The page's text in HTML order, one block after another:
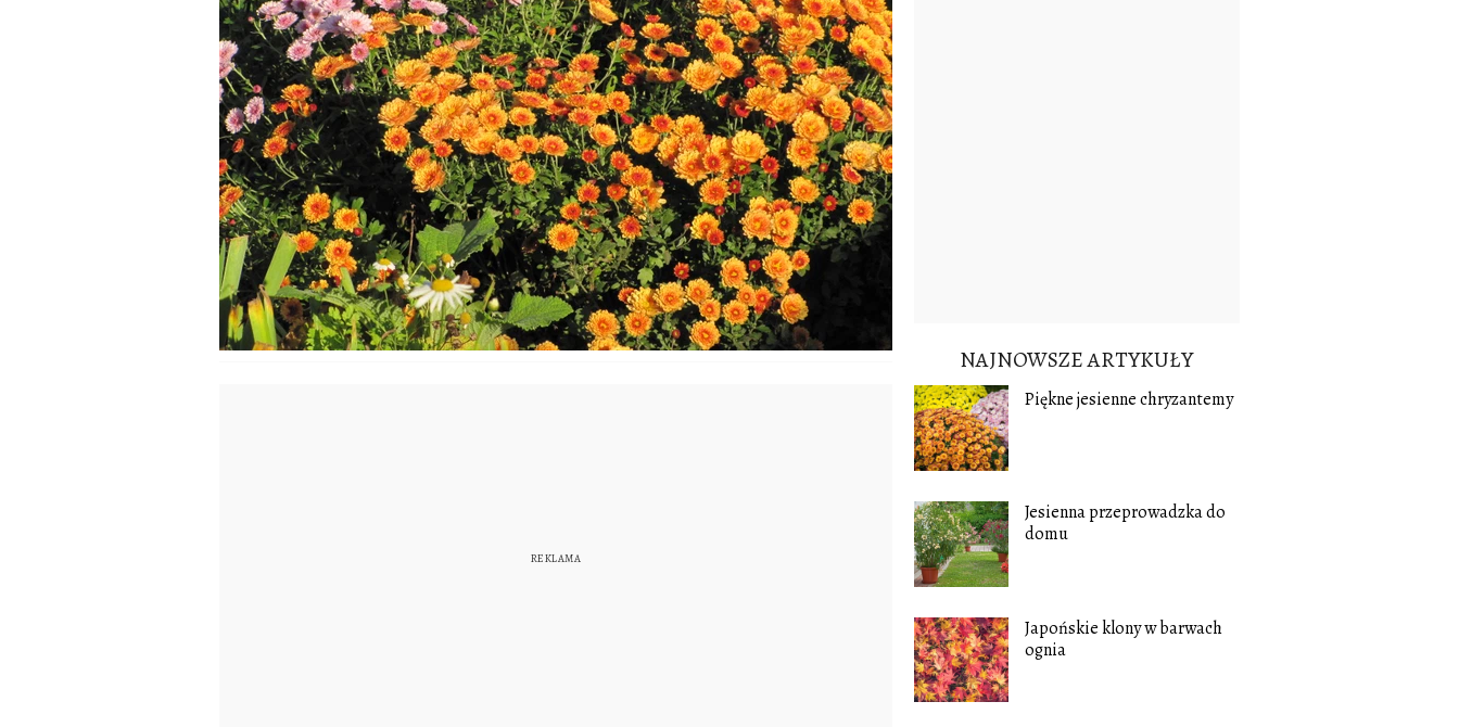
NAJNOWSZE ARTYKUŁY
Piękne jesienne chryzantemy
Jesienna przeprowadzka do
domu
Japońskie klony w barwach
ognia